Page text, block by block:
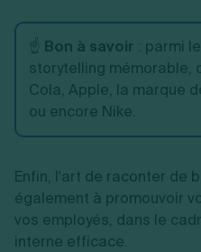
☝️ Bon à savoir : parmi
storytelling mémorable,
Cola, Apple, la marque
ou encore Nike.
Enfin, l'art de raconter de
également à promouvoir
vos employés, dans le
interne efficace.